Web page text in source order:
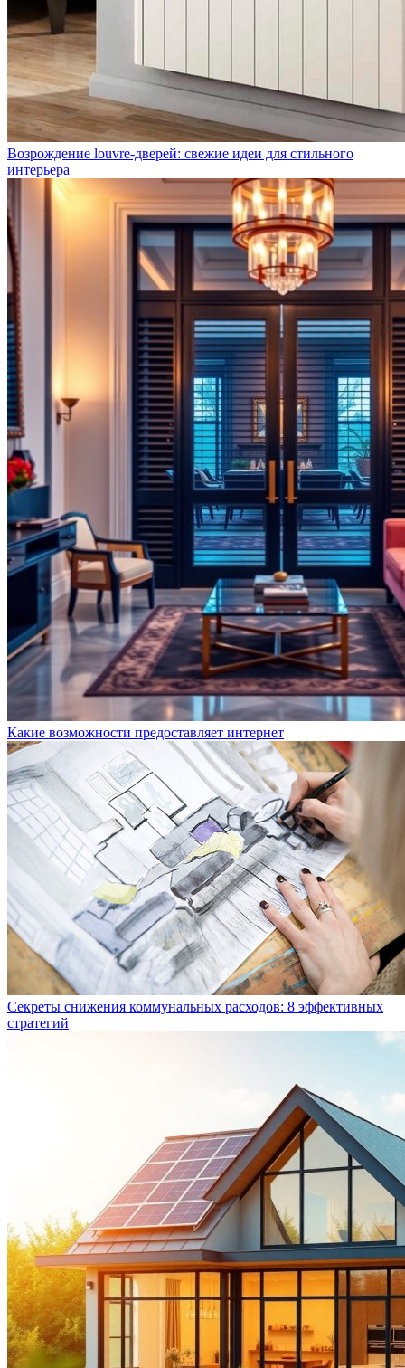
Возрождение louvre-дверей: свежие идеи для стильного
интерьера
Какие возможности предоставляет интернет
Секреты снижения коммунальных расходов: 8 эффективных
стратегий